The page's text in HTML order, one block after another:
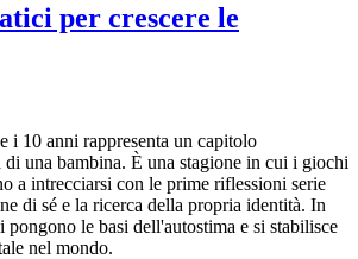
per crescere le
i 10 anni rappresenta un capitolo
una bambina. È una stagione in cui i giochi
a intrecciarsi con le prime riflessioni serie
di sé e la ricerca della propria identità. In
le basi dell'autostima e si stabilisce
nel mondo.